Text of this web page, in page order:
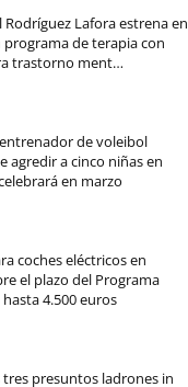
Rodríguez Lafora estrena en
de terapia con
trastorno ment…
de voleibol
agredir a cinco niñas en
en marzo
coches eléctricos en
el plazo del Programa
4.500 euros
presuntos ladrones in